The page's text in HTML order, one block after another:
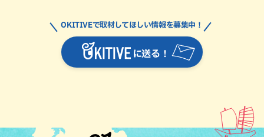
に送る！
OKITIVEで取材してほしい情報を募集中！